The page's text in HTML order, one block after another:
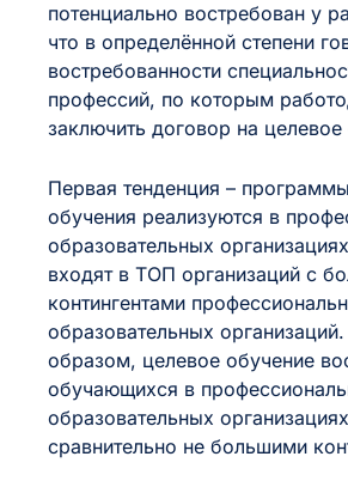
потенциально востребован у
что в определённой степени
востребованности
профессий, по которым
заключить договор на целевое
Первая тенденция –
обучения реализуются в
образовательных
входят в ТОП организаций с
контингентами
образовательных
образом, целевое обучение
обучающихся в
образовательных
сравнительно не большими